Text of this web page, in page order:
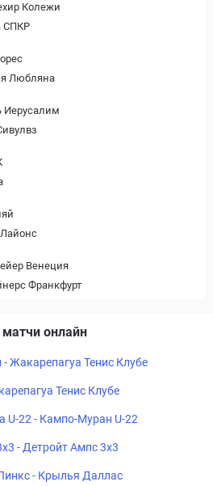
Колежи
СПКР
Любляна
Иерусалим
Венеция
Франкфурт
матчи онлайн
- Жакарепагуа Тенис Клубе
Тенис Клубе
U-22 - Кампо-Муран U-22
- Детройт Ампс 3x3
- Крылья Даллас